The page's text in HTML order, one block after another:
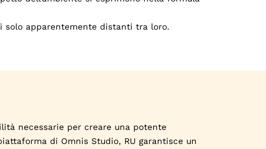
solo apparentemente distanti tra loro.
necessarie per creare una potente
di Omnis Studio, RU garantisce un